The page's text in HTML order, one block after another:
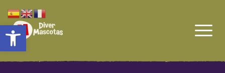
Abrir barra de herramientas